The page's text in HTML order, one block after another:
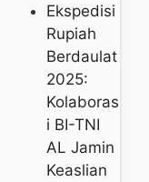
Ekspedisi
Rupiah
Berdaulat
2025:
Kolaboras
I BI-TNI
AL Jamin
Keaslian